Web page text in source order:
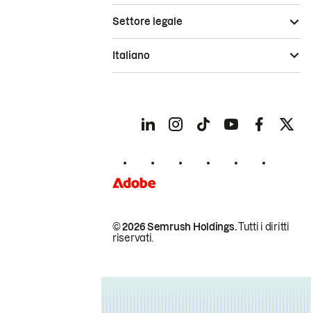
© 2026 Semrush Holdings.Tutti i diritti
riservati.
Settore legale
Italiano